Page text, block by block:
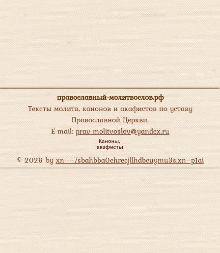
православный-молитвослов.рф
Тексты молитв, канонов и акафистов по уставу
Православной Церкви.
E-mail:prav-molitvoslov@yandex.ru
© 2026 byxn----7sbahbba0chrecjllhdbcuymu3s.xn--p1ai